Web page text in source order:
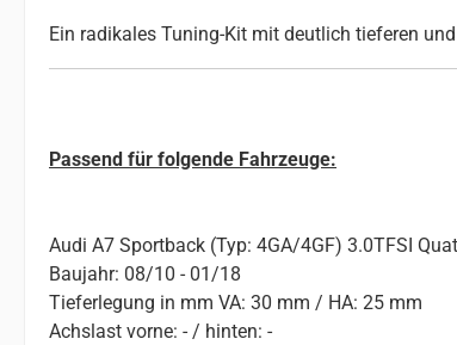
Ein radikales Tuning-Kit mit deutlich tieferen
Passend für folgende Fahrzeuge:
Audi A7 Sportback (Typ: 4GA/4GF) 3.0TFSI
Baujahr: 08/10 - 01/18
Tieferlegung in mm VA: 30 mm / HA: 25 mm
Achslast vorne: - / hinten: -